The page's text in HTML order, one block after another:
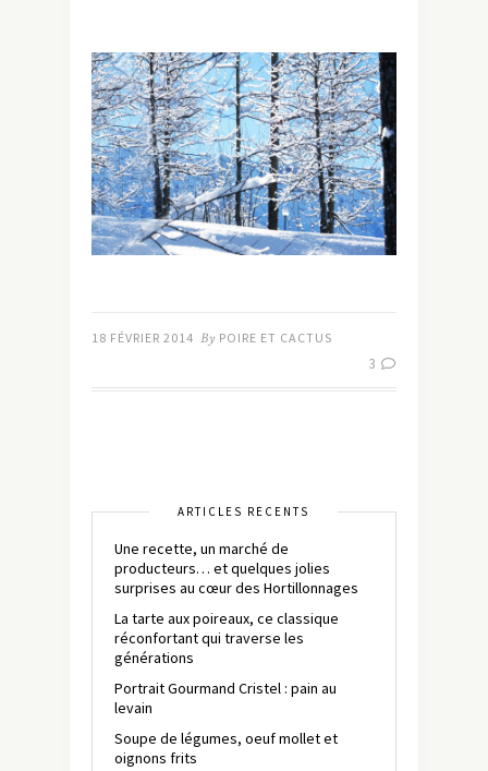
18 FÉVRIER 2014 By POIRE ET CACTUS
3
ARTICLES RÉCENTS
Une recette, un marché de
producteurs… et quelques jolies
surprises au cœur des Hortillonnages
La tarte aux poireaux, ce classique
réconfortant qui traverse les
générations
Portrait Gourmand Cristel : pain au
levain
Soupe de légumes, oeuf mollet et
oignons frits